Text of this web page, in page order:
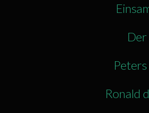
Ronald